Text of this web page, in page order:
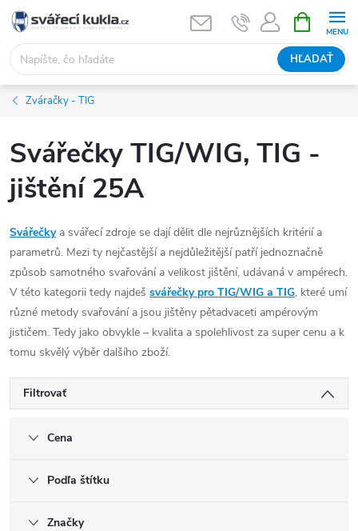
Prejsť na obsah
HĽADAŤ
Zváračky - TIG
Svářečky TIG/WIG, TIG -
jištění 25A
Svářečkya svářecí zdroje se dají dělit dle nejrůznějších kritérií a
parametrů. Mezi ty nejčastější a nejdůležitější patří jednoznačně
způsob samotného svařování a velikost jištění, udávaná v ampérech.
V této kategorii tedy najdeš svářečky pro TIG/WIG a TIG, které umí
různé metody svařování a jsou jištěny pětadvaceti ampérovým
jističem. Tedy jako obvykle – kvalita a spolehlivost za super cenu a k
tomu skvělý výběr dalšího zboží.
Filtrovať
Cena
Podľa štítku
Značky